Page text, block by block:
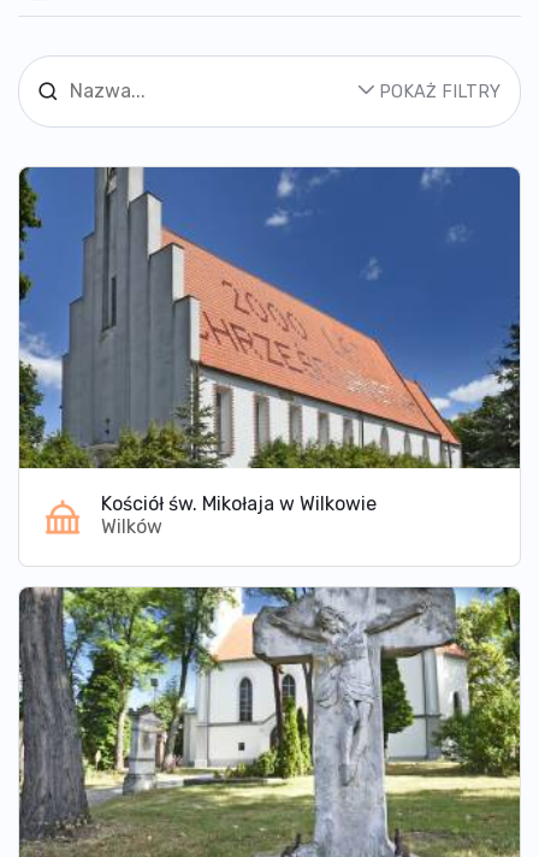
POKAŻ FILTRY
Kościół św. Mikołaja w Wilkowie
Wilków